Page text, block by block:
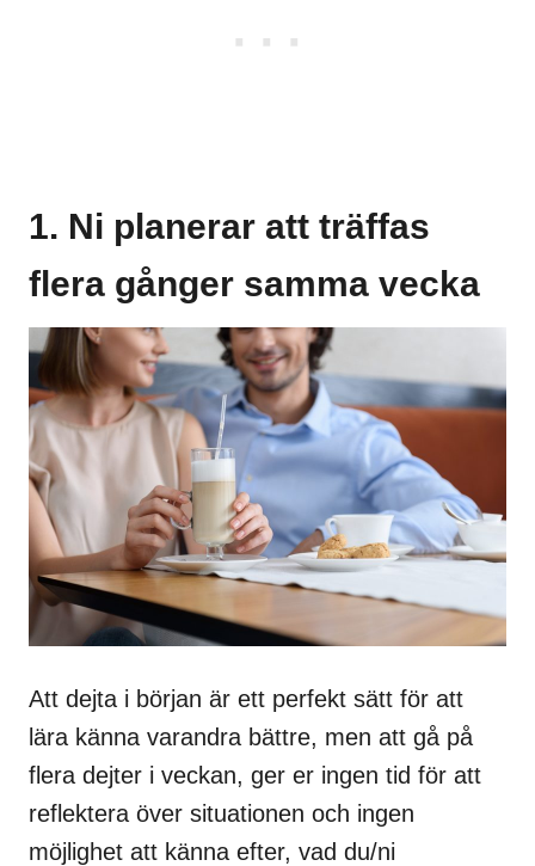
1. Ni planerar att träffas
flera gånger samma vecka
Att dejta i början är ett perfekt sätt för att
lära känna varandra bättre, men att gå på
flera dejter i veckan, ger er ingen tid för att
reflektera över situationen och ingen
möjlighet att känna efter, vad du/ni